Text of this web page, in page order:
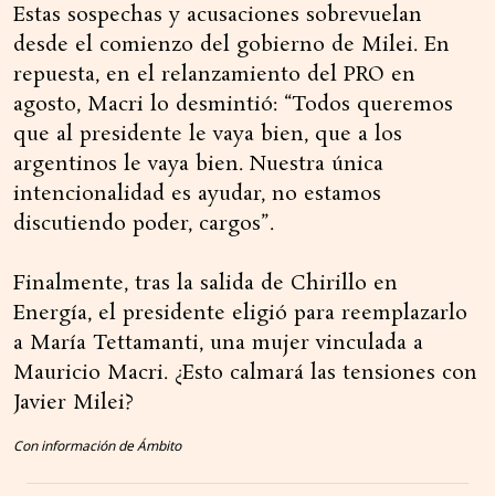
Estas sospechas y acusaciones sobrevuelan
desde el comienzo del gobierno de Milei. En
repuesta, en el relanzamiento del PRO en
agosto, Macri lo desmintió: “Todos queremos
que al presidente le vaya bien, que a los
argentinos le vaya bien. Nuestra única
intencionalidad es ayudar, no estamos
discutiendo poder, cargos”.
Finalmente, tras la salida de Chirillo en
Energía, el presidente eligió para reemplazarlo
a María Tettamanti, una mujer vinculada a
Mauricio Macri. ¿Esto calmará las tensiones con
Javier Milei?
Con información de Ámbito